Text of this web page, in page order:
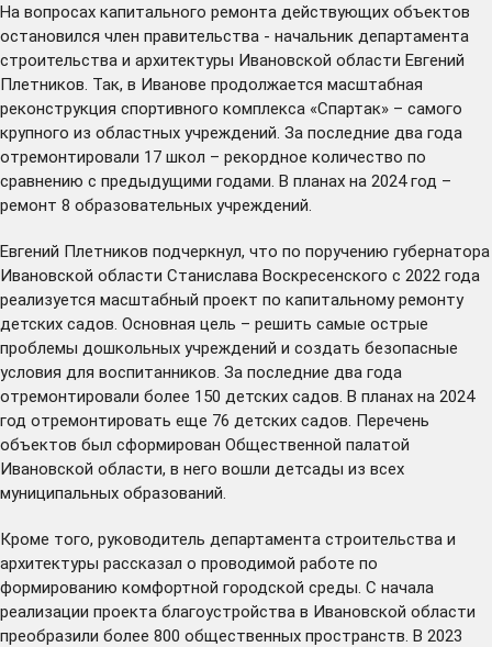
На вопросах капитального ремонта действующих объектов
остановился член правительства - начальник департамента
строительства и архитектуры Ивановской области Евгений
Плетников. Так, в Иванове продолжается масштабная
реконструкция спортивного комплекса «Спартак» – самого
крупного из областных учреждений. За последние два года
отремонтировали 17 школ – рекордное количество по
сравнению с предыдущими годами. В планах на 2024 год –
ремонт 8 образовательных учреждений.
Евгений Плетников подчеркнул, что по поручению губернатора
Ивановской области Станислава Воскресенского с 2022 года
реализуется масштабный проект по капитальному ремонту
детских садов. Основная цель – решить самые острые
проблемы дошкольных учреждений и создать безопасные
условия для воспитанников. За последние два года
отремонтировали более 150 детских садов. В планах на 2024
год отремонтировать еще 76 детских садов. Перечень
объектов был сформирован Общественной палатой
Ивановской области, в него вошли детсады из всех
муниципальных образований.
Кроме того, руководитель департамента строительства и
архитектуры рассказал о проводимой работе по
формированию комфортной городской среды. С начала
реализации проекта благоустройства в Ивановской области
преобразили более 800 общественных пространств. В 2023